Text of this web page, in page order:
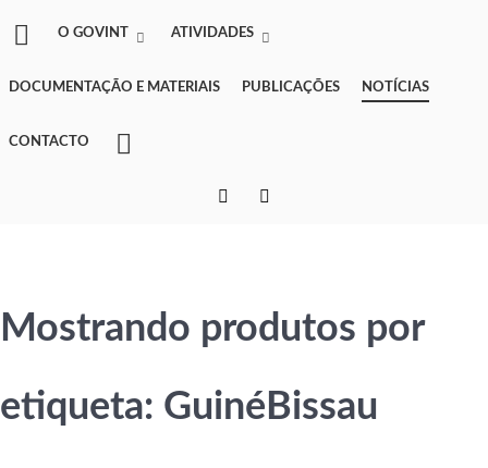
O GOVINT ATIVIDADES
DOCUMENTAÇÃO E MATERIAIS PUBLICAÇÕES NOTÍCIAS
CONTACTO
Mostrando produtos por
etiqueta: GuinéBissau